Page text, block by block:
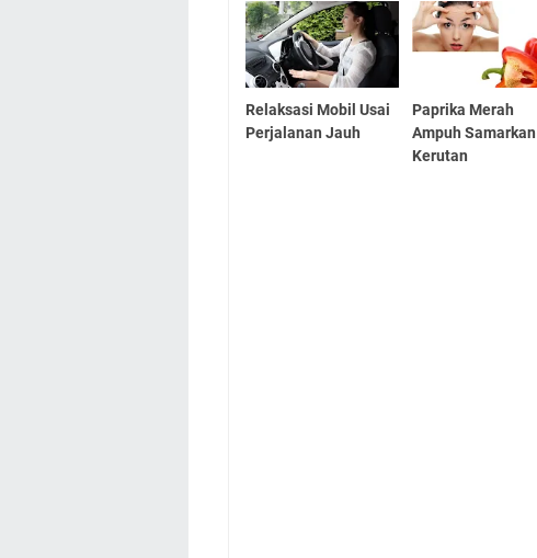
Relaksasi Mobil Usai
Perjalanan Jauh
Paprika Merah
Ampuh Samarkan
Kerutan